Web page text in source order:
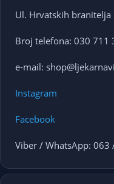
Ul. Hrvatskih branitelja
Broj telefona: 030 711
e-mail:
Instagram
Facebook
Viber / WhatsApp: 063